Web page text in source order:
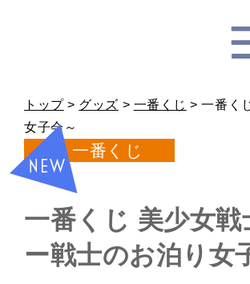
トップ> グッズ > 一番くじ >一番く
女子会～
一番くじ
一番くじ 美少女
ー戦士のお泊り女